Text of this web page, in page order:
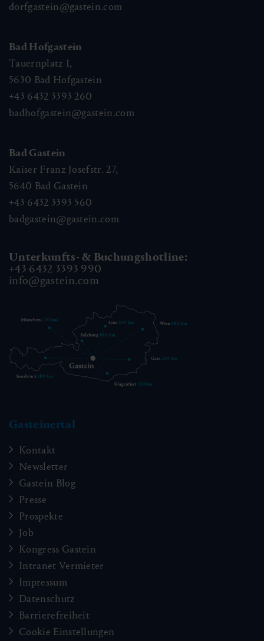
dorfgastein@gastein.com
Bad Hofgastein
Tauernplatz 1,
5630 Bad Hofgastein
+43 6432 3393 260
badhofgastein@gastein.com
Bad Gastein
Kaiser Franz Josefstr. 27,
5640 Bad Gastein
+43 6432 3393 560
badgastein@gastein.com
Unterkunfts- & Buchungshotline:
+43 6432 3393 990
info@gastein.com
Gasteinertal
Kontakt
Newsletter
Gastein Blog
Presse
Prospekte
Job
Kongress Gastein
Intranet Vermieter
Impressum
Datenschutz
Barrierefreiheit
Cookie Einstellungen